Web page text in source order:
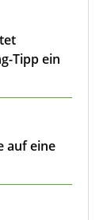
Tipp ein
auf eine